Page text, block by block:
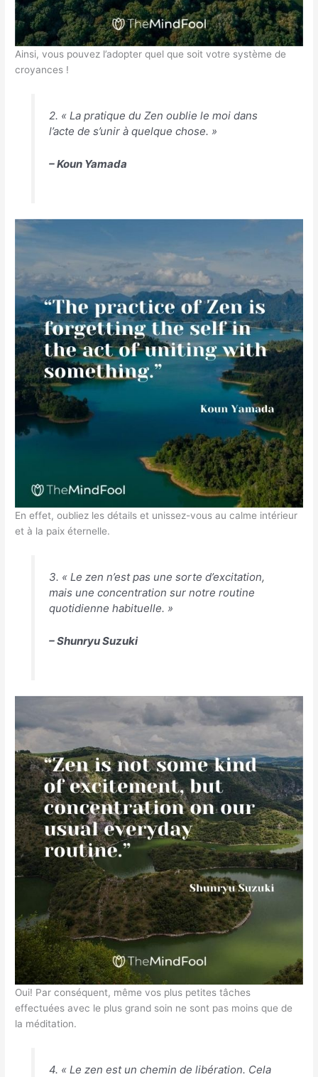
Ainsi, vous pouvez l’adopter quel que soit votre système de
croyances !
2. « La pratique du Zen oublie le moi dans
l’acte de s’unir à quelque chose. »
– Koun Yamada
En effet, oubliez les détails et unissez-vous au calme intérieur
et à la paix éternelle.
3. « Le zen n’est pas une sorte d’excitation,
mais une concentration sur notre routine
quotidienne habituelle. »
– Shunryu Suzuki
Oui! Par conséquent, même vos plus petites tâches
effectuées avec le plus grand soin ne sont pas moins que de
la méditation.
4. « Le zen est un chemin de libération. Cela